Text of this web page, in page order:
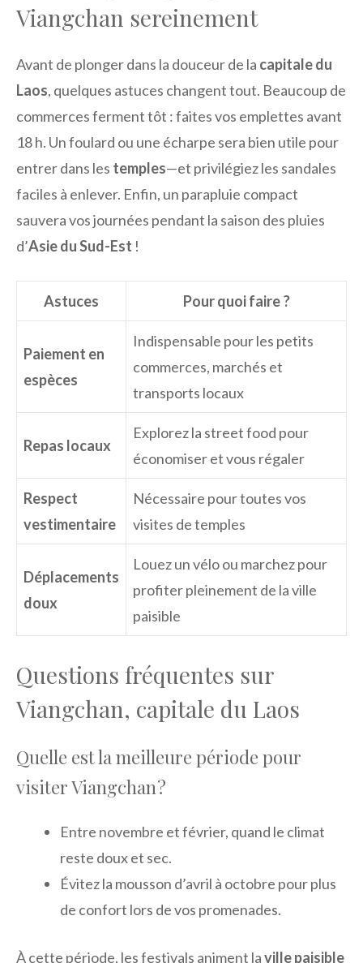
Viangchan sereinement
Avant de plonger dans la douceur de la capitale du
Laos, quelques astuces changent tout. Beaucoup de
commerces ferment tôt : faites vos emplettes avant
18 h. Un foulard ou une écharpe sera bien utile pour
entrer dans les temples—et privilégiez les sandales
faciles à enlever. Enfin, un parapluie compact
sauvera vos journées pendant la saison des pluies
d’Asie du Sud-Est !
Astuces Pour quoi faire ?
Paiement en
espèces
Indispensable pour les petits
commerces, marchés et
transports locaux
Repas locaux
Explorez la street food pour
économiser et vous régaler
Respect
vestimentaire
Nécessaire pour toutes vos
visites de temples
Déplacements
doux
Louez un vélo ou marchez pour
profiter pleinement de la ville
paisible
Questions fréquentes sur
Viangchan, capitale du Laos
Quelle est la meilleure période pour
visiter Viangchan ?
Entre novembre et février, quand le climat
reste doux et sec.
Évitez la mousson d’avril à octobre pour plus
de confort lors de vos promenades.
À cette période, les festivals animent laville paisible